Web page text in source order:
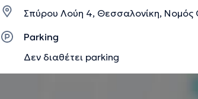
παθήσεις, αλλεργίες, γαστρεντερικές και
λοιμώξεις, ενίσχυση του ανοσοποιητικού.
Σπύρου Λούη 4, Θεσσαλονίκη, Νομός
Parking
Δεν διαθέτει parking